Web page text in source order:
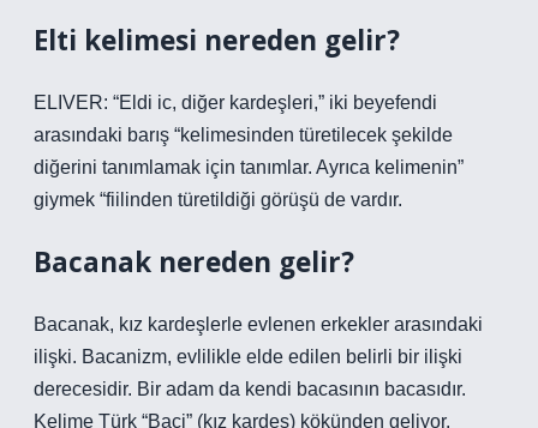
Elti kelimesi nereden gelir?
ELIVER: “Eldi ic, diğer kardeşleri,” iki beyefendi
arasındaki barış “kelimesinden türetilecek şekilde
diğerini tanımlamak için tanımlar. Ayrıca kelimenin”
giymek “fiilinden türetildiği görüşü de vardır.
Bacanak nereden gelir?
Bacanak, kız kardeşlerle evlenen erkekler arasındaki
ilişki. Bacanizm, evlilikle elde edilen belirli bir ilişki
derecesidir. Bir adam da kendi bacasının bacasıdır.
Kelime Türk “Baci” (kız kardeş) kökünden geliyor.